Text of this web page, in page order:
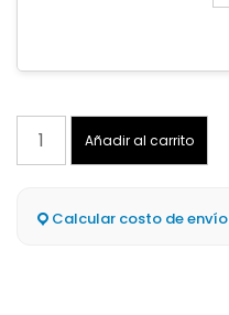
Pack
Regulable
Bra
Añadir al carrito
Calcular costo de envío